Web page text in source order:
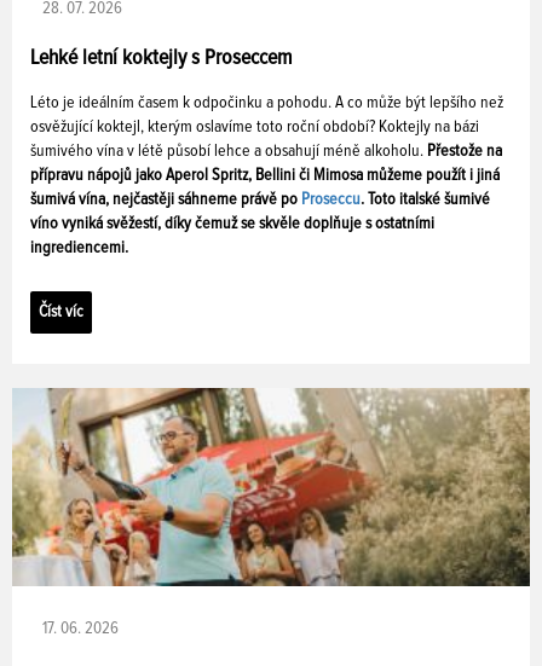
28. 07. 2026
Lehké letní koktejly s Proseccem
Léto je ideálním časem k odpočinku a pohodu. A co může být lepšího než
osvěžující koktejl, kterým oslavíme toto roční období? Koktejly na bázi
šumivého vína v létě působí lehce a obsahují méně alkoholu. Přestože na
přípravu nápojů jako Aperol Spritz, Bellini či Mimosa můžeme použít i jiná
šumivá vína, nejčastěji sáhneme právě po Proseccu. Toto italské šumivé
víno vyniká svěžestí, díky čemuž se skvěle doplňuje s ostatními
ingrediencemi.
Číst víc
17. 06. 2026